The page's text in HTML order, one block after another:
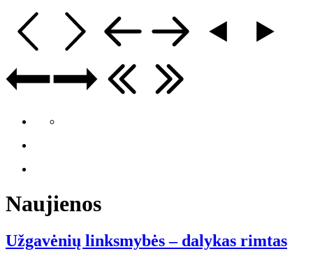
Naujienos
Užgavėnių linksmybės – dalykas rimtas